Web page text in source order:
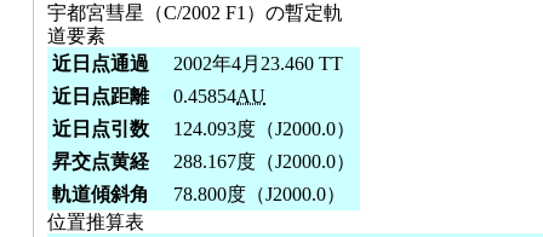
宇都宮彗星（C/2002 F1）の暫定軌
道要素
近日点通過
2002年4月23.460 TT
近日点距離
0.45854AU
近日点引数
124.093度（J2000.0）
昇交点黄経
288.167度（J2000.0）
軌道傾斜角
78.800度（J2000.0）
位置推算表